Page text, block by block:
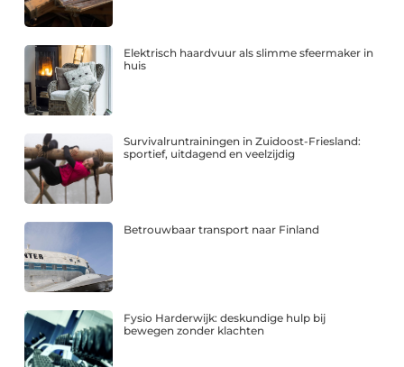
Elektrisch haardvuur als slimme sfeermaker in
huis
Survivalruntrainingen in Zuidoost-Friesland:
sportief, uitdagend en veelzijdig
Betrouwbaar transport naar Finland
Fysio Harderwijk: deskundige hulp bij
bewegen zonder klachten